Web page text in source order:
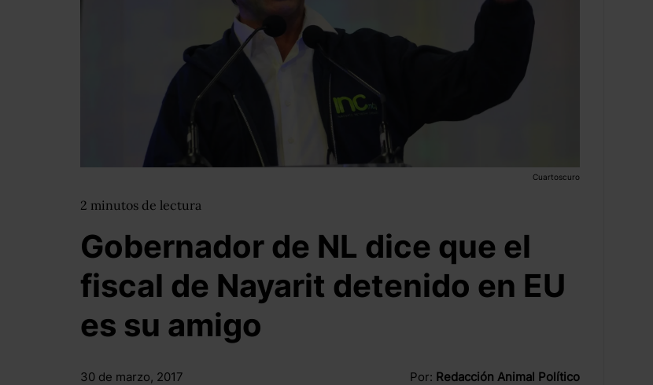
Cuartoscuro
2 minutos de lectura
Gobernador de NL dice que el
fiscal de Nayarit detenido en EU
es su amigo
30 de marzo, 2017 Por: Redacción Animal Político